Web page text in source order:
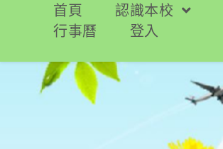
要
首頁 認識本校
行事曆
登入